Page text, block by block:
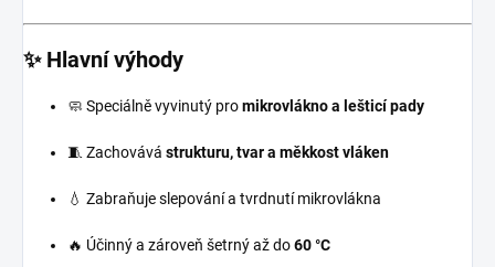
✨ Hlavní výhody
🧼 Speciálně vyvinutý promikrovlákno a lešticí pady
🧵 Zachovává strukturu, tvar a měkkost vláken
💧 Zabraňuje slepování a tvrdnutí mikrovlákna
🔥 Účinný a zároveň šetrný až do60 °C